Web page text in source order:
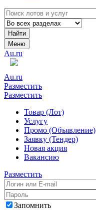
Найти
Меню
Au.ru
Au.ru
Разместить
Разместить
Товар (Лот)
Услугу
Промо (Объявление)
Заявку (Тендер)
Новая акция
Вакансию
Разместить
Запомнить